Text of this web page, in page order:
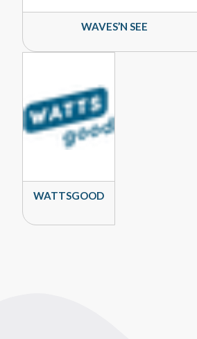
WAVES’N SEE
WATTSGOOD